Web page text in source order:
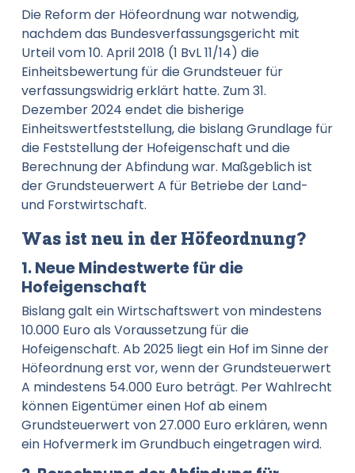
Die Reform der Höfeordnung war notwendig,
nachdem das Bundesverfassungsgericht mit
Urteil vom 10. April 2018 (1 BvL 11/14) die
Einheitsbewertung für die Grundsteuer für
verfassungswidrig erklärt hatte. Zum 31.
Dezember 2024 endet die bisherige
Einheitswertfeststellung, die bislang Grundlage für
die Feststellung der Hofeigenschaft und die
Berechnung der Abfindung war. Maßgeblich ist
der Grundsteuerwert A für Betriebe der Land-
und Forstwirtschaft.
Was ist neu in der Höfeordnung?
1. Neue Mindestwerte für die
Hofeigenschaft
Bislang galt ein Wirtschaftswert von mindestens
10.000 Euro als Voraussetzung für die
Hofeigenschaft. Ab 2025 liegt ein Hof im Sinne der
Höfeordnung erst vor, wenn der Grundsteuerwert
A mindestens 54.000 Euro beträgt. Per Wahlrecht
können Eigentümer einen Hof ab einem
Grundsteuerwert von 27.000 Euro erklären, wenn
ein Hofvermerk im Grundbuch eingetragen wird.